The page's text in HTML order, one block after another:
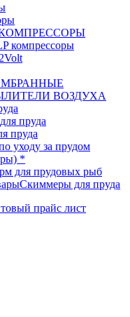
КОМПРЕССОРЫ
компрессоры
ВОЗДУХА
пруда
пруда
уходу за прудом
*
для прудовых рыб
Скиммеры для пруда
прайс лист